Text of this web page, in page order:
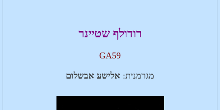
רודולף שטיינר
GA59
מגרמנית: אלישע אבשלום